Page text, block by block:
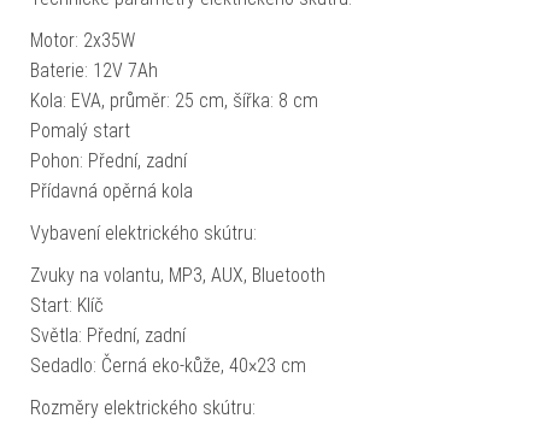
Motor: 2x35W
Baterie: 12V 7Ah
Kola: EVA, průměr: 25 cm, šířka: 8 cm
Pomalý start
Pohon: Přední, zadní
Přídavná opěrná kola
Vybavení elektrického skútru:
Zvuky na volantu, MP3, AUX, Bluetooth
Start: Klíč
Světla: Přední, zadní
Sedadlo: Černá eko-kůže, 40×23 cm
Rozměry elektrického skútru: